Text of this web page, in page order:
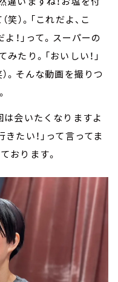
）。「これだよ、こ
！」って。スーパーの
たり。「おいしい！」
。そんな動画を撮りつ
会いたくなりますよ
たい！」って言ってま
おります。